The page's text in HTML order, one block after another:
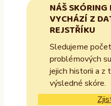
NÁŠ
VYCHÁZÍ Z
REJSTŘÍKU
Sledujeme
problémových
jejich historii a z
výsledné skóre.